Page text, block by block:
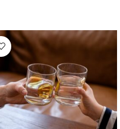
PRODÁNO